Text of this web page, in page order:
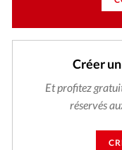
Créer
Et profitez
réservés